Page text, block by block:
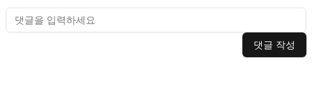
댓글 작성